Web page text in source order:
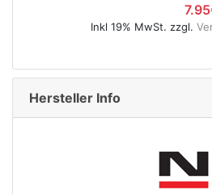
Hersteller Info